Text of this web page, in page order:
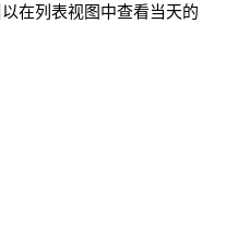
以在列表视图中查看当天的